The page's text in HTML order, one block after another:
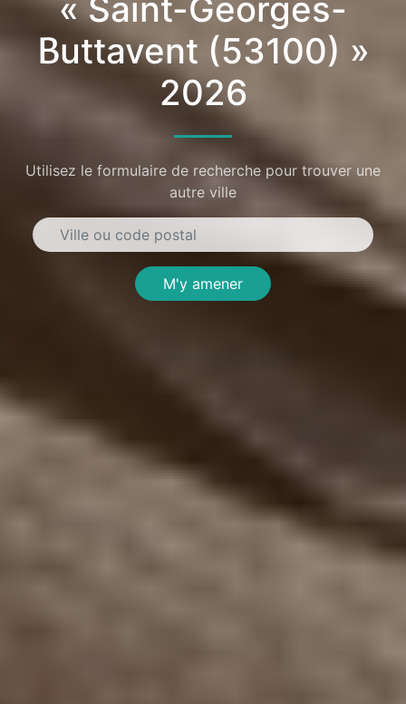
« Saint-Georges-
Buttavent (53100) »
2026
Utilisez le formulaire de recherche pour trouver une
autre ville
M'y amener